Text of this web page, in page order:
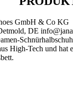
GmbH & Co KG
DE
High-Tech und hat